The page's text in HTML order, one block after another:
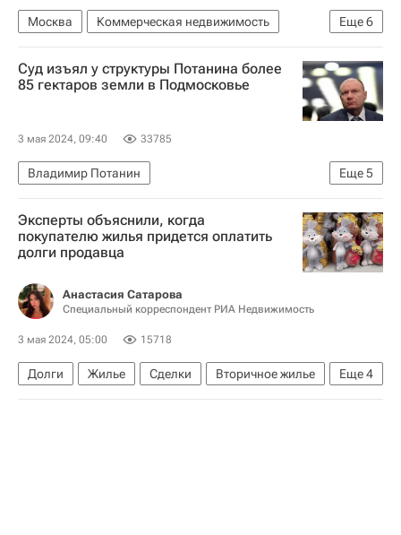
Еще6
Москва
Коммерческая недвижимость
Год Нисанов
Киевская площадь
Forbes
Hoff
Зарах Илиев Новая Москва
Суд изъял у структуры Потанина более
85 гектаров земли в Подмосковье
3 мая 2024, 09:40 33785
Еще5
Владимир Потанин
Федеральное агентство лесного хозяйства (Рослесхоз)
Московская область (Подмосковье)
Клинский район
Земельные участки
Эксперты объяснили, когда
покупателю жилья придется оплатить
долги продавца
Анастасия Сатарова
Специальный корреспондент РИА Недвижимость
3 мая 2024, 05:00 15718
Еще4
Долги Жилье Сделки
Вторичное жилье
Ассоциация юристов России